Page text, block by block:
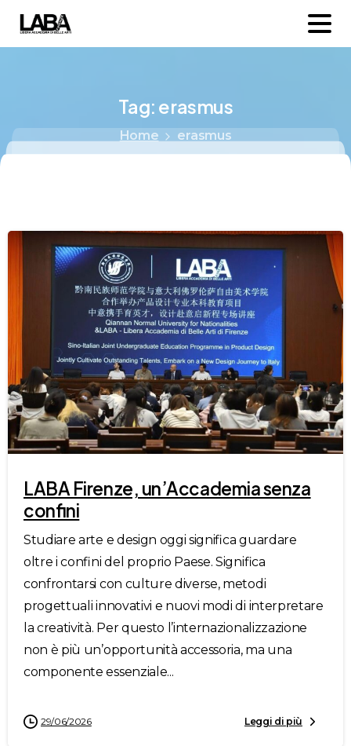
Tag: erasmus
Home erasmus
LABA Firenze, un’Accademia senza
confini
Studiare arte e design oggi significa guardare
oltre i confini del proprio Paese. Significa
confrontarsi con culture diverse, metodi
progettuali innovativi e nuovi modi di interpretare
la creatività. Per questo l’internazionalizzazione
non è più un’opportunità accessoria, ma una
componente essenziale...
29/06/2026 Leggi di più